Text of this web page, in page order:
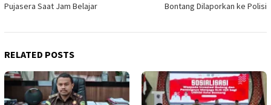
Pujasera Saat Jam Belajar
Bontang Dilaporkan ke Polisi
RELATED POSTS